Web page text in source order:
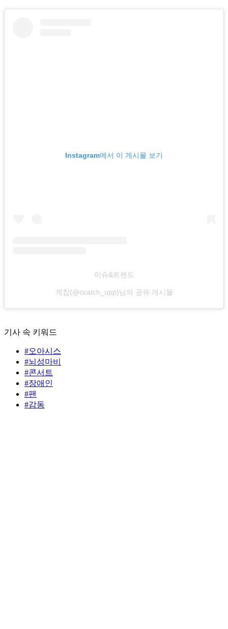
Instagram에서 이 게시물 보기
이슈&트렌드
케찹(@ccatch_upp)님의 공유 게시물
기사 속 키워드
#오아시스
#뇌성마비
#콘서트
#장애인
#팬
#감동